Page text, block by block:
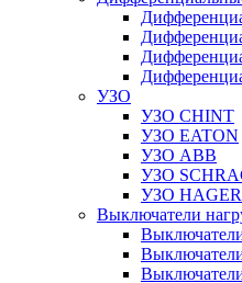
УЗО
УЗО CHINT
УЗО EATON
УЗО ABB
УЗО
УЗО HAGER
Выключатели